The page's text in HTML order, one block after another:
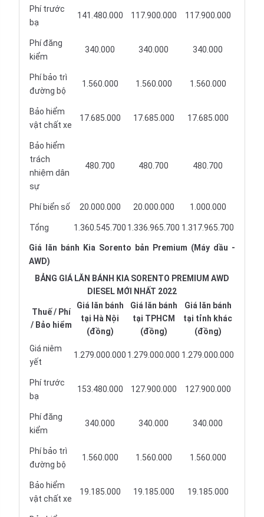
Phí trước
bạ
141.480.000 117.900.000 117.900.000
Phí đăng
kiểm
340.000 340.000 340.000
Phí bảo trì
đường bộ
1.560.000 1.560.000 1.560.000
Bảo hiểm
vật chất xe
17.685.000 17.685.000 17.685.000
Bảo hiểm
trách
nhiệm dân
sự
480.700 480.700 480.700
Phí biển số 20.000.000 20.000.000 1.000.000
Tổng 1.360.545.700 1.336.965.700 1.317.965.700
Giá lăn bánh Kia Sorento bản Premium (Máy dầu -
AWD)
BẢNG GIÁ LĂN BÁNH KIA SORENTO PREMIUM AWD
DIESEL MỚI NHẤT 2022
Thuế / Phí
/ Bảo hiểm
Giá lăn bánh
tại Hà Nội
(đồng)
Giá lăn bánh
tại TPHCM
(đồng)
Giá lăn bánh
tại tỉnh khác
(đồng)
Giá niêm
yết
1.279.000.000 1.279.000.000 1.279.000.000
Phí trước
bạ
153.480.000 127.900.000 127.900.000
Phí đăng
kiểm
340.000 340.000 340.000
Phí bảo trì
đường bộ
1.560.000 1.560.000 1.560.000
Bảo hiểm
vật chất xe
19.185.000 19.185.000 19.185.000